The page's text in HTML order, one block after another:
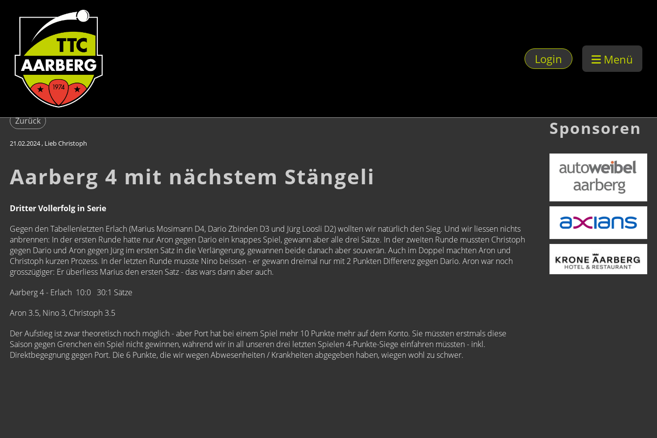
Login Menü
Zurück
21.02.2024, Lieb Christoph
Aarberg 4 mit nächstem Stängeli
Dritter Vollerfolg in Serie
Gegen den Tabellenletzten Erlach (Marius Mosimann D4, Dario Zbinden D3 und Jürg Loosli D2) wollten wir natürlich den Sieg. Und wir liessen nichts
anbrennen: In der ersten Runde hatte nur Aron gegen Dario ein knappes Spiel, gewann aber alle drei Sätze. In der zweiten Runde mussten Christoph
gegen Dario und Aron gegen Jürg im ersten Satz in die Verlängerung, gewannen beide danach aber souverän. Auch im Doppel machten Aron und
Christoph kurzen Prozess. In der letzten Runde musste Nino beissen - er gewann dreimal nur mit 2 Punkten Differenz gegen Dario. Aron war noch
grosszügiger: Er überliess Marius den ersten Satz - das wars dann aber auch.
Aarberg 4 - Erlach 10:0 30:1 Sätze
Aron 3.5, Nino 3, Christoph 3.5
Der Aufstieg ist zwar theoretisch noch möglich - aber Port hat bei einem Spiel mehr 10 Punkte mehr auf dem Konto. Sie müssten erstmals diese
Saison gegen Grenchen ein Spiel nicht gewinnen, während wir in all unseren drei letzten Spielen 4-Punkte-Siege einfahren müssten - inkl.
Direktbegegnung gegen Port. Die 6 Punkte, die wir wegen Abwesenheiten / Krankheiten abgegeben haben, wiegen wohl zu schwer.
Sponsoren